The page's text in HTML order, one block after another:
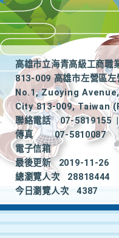
高雄市立海青高級工商職
813-009 高雄市左營區左
No.1, Zuoying
City 813-009, Taiwan
聯絡電話
07-5819155
傳真
07-5810087
電子信箱
最後更新
2019-11-26
總瀏覽人次
28818444
今日瀏覽人次
4387